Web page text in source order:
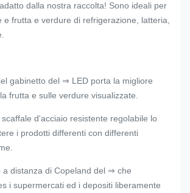
dalla nostra raccolta! Sono ideali per
e frutta e verdure di refrigerazione, latteria,
gabinetto del ⇒ LED porta la migliore
frutta e sulle verdure visualizzate.
d'acciaio resistente regolabile lo
i prodotti differenti con differenti
a distanza di Copeland del ⇒ che
i supermercati ed i depositi liberamente